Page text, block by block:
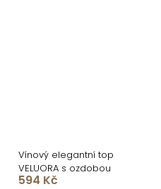
Vínový elegantní top
VELUORA s ozdobou
594 Kč